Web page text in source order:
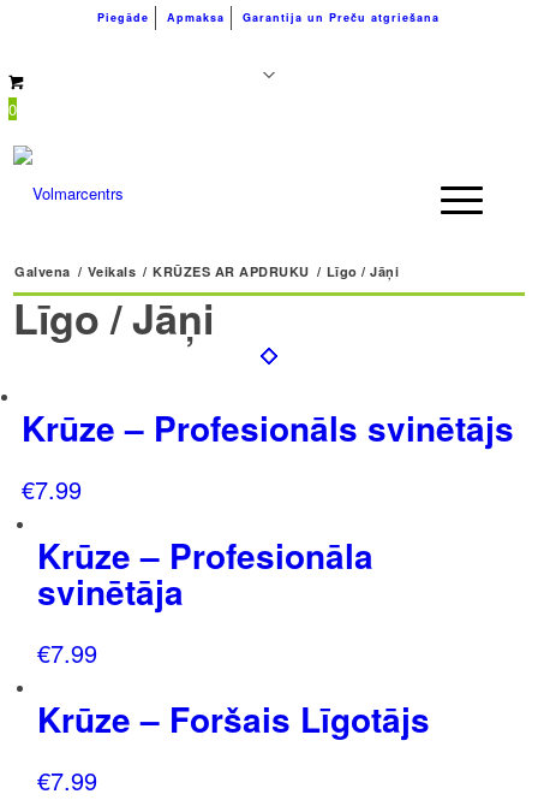
Piegāde Apmaksa Garantija un Preču atgriešana
0
Galvena / Veikals / KRŪZES AR APDRUKU / Līgo / Jāņi
Līgo / Jāņi
Krūze – Profesionāls svinētājs
€7.99
Krūze – Profesionāla
svinētāja
€7.99
Krūze – Foršais Līgotājs
€7.99